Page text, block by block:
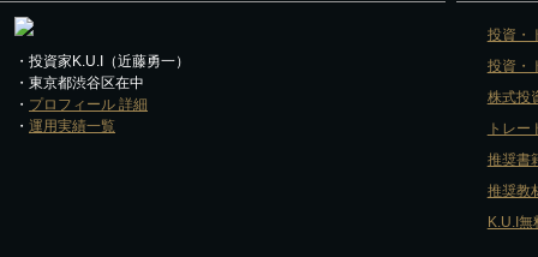
・投資家K.U.I（近藤勇一）
・東京都渋谷区在中
・ プロフィール 詳細
・ 運用実績一覧
投資・
投資・
株式投
トレー
推奨書
推奨教
K.U.I